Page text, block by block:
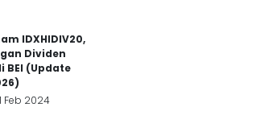
IDXHIDIV20,
Dividen
BEI (Update
Feb 2024